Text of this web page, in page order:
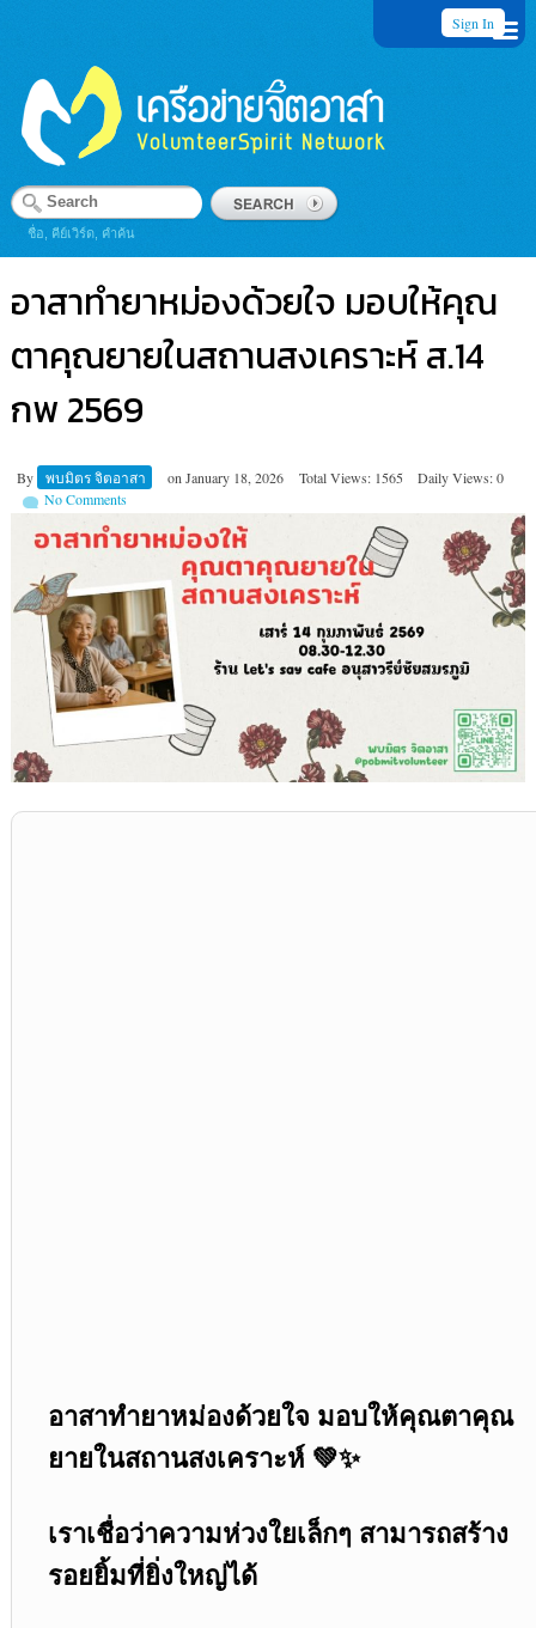
Sign In
ชื่อ, คีย์เวิร์ด, คำค้น
อาสาทำยาหม่องด้วยใจ มอบให้คุณ
ตาคุณยายในสถานสงเคราะห์ ส.14
กพ 2569
By พบมิตร จิตอาสา on January 18, 2026 Total Views: 1565
Daily Views: 0
No Comments
อาสาทำยาหม่องด้วยใจ มอบให้คุณตาคุณ
ยายในสถานสงเคราะห์ 💚✨
เราเชื่อว่าความห่วงใยเล็กๆ สามารถสร้าง
รอยยิ้มที่ยิ่งใหญ่ได้